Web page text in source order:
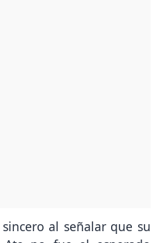
al señalar que su